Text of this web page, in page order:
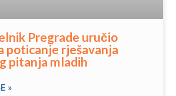
Pregrade uručio
poticanje rješavanja
pitanja mladih
»